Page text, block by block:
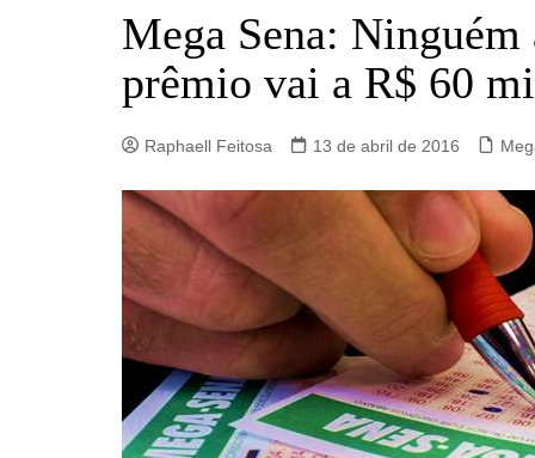
Campinorte
Campos Verdes
Ceres
Estrela do Norte
Goianésia
Goiânia
Guarinos
Hidrolina
Mega Sena:
prêmio vai a R$ 60
Raphaell Feitosa 13 de abril de 2016